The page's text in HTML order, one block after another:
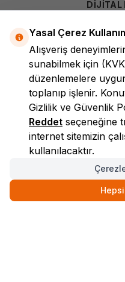
DİJİTAL
Yasal Çerez
Alışveriş
sunabilmek için
düzenlemelere
toplanıp işlenir.
Gizlilik ve Güvenlik
Reddet seçeneğine
internet sitemizin
kullanılacaktır.